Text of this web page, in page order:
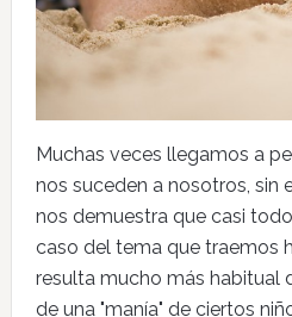
Muchas veces llegamos a
nos suceden a nosotros, sin
nos demuestra que casi
caso del tema que traemos
resulta mucho más habitual
de una "manía" de ciertos